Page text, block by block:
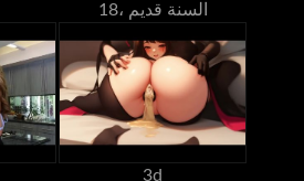
18، السنة قديم
3d